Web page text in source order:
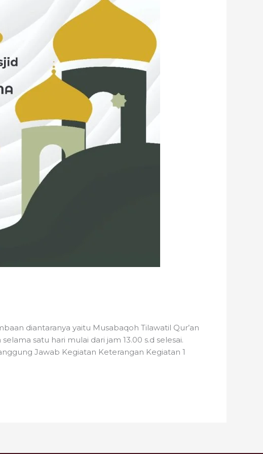
diantaranya yaitu Musabaqoh Tilawatil Qur’an
satu hari mulai dari jam 13.00 s.d selesai.
Jawab Kegiatan Keterangan Kegiatan 1